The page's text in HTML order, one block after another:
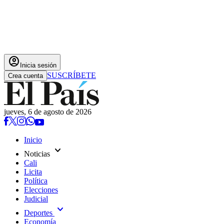
account_circle Inicia sesión
Crea cuenta SUSCRÍBETE
jueves, 6 de agosto de 2026
Inicio
Noticias expand_more
Cali
Licita
Política
Elecciones
Judicial
Deportes expand_more
Economía